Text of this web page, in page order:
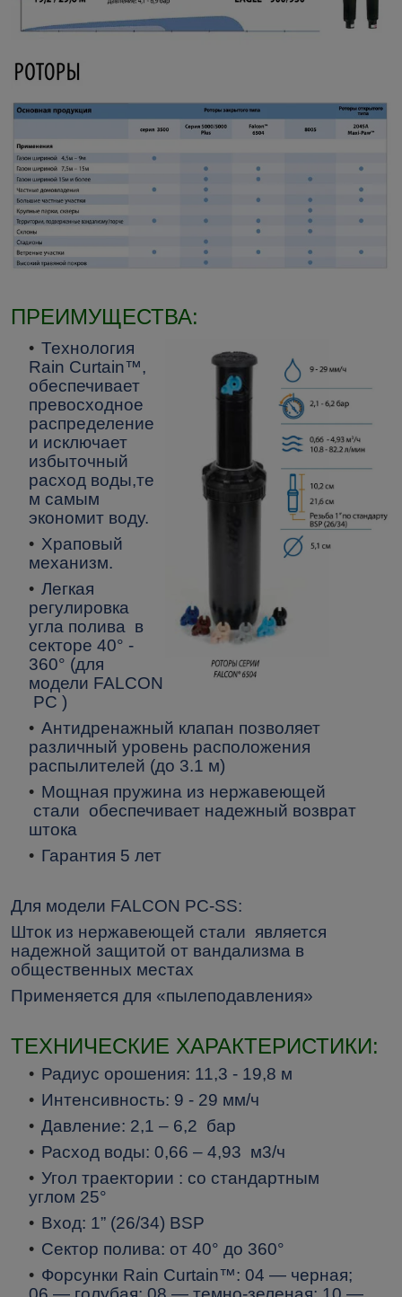
ПРЕИМУЩЕСТВА:
Технология
Rain Curtain™,
обеспечивает
превосходное
распределение
и исключает
избыточный
расход воды,те
м самым
экономит воду.
Храповый
механизм.
Легкая
регулировка
угла полива в
секторе 40° -
360° (для
модели FALCON
РС )
Антидренажный клапан позволяет
различный уровень расположения
распылителей (до 3.1 м)
Мощная пружина из нержавеющей
стали обеспечивает надежный возврат
штока
Гарантия 5 лет
Для модели FALCON РС-SS:
Шток из нержавеющей стали является
надежной защитой от вандализма в
общественных местах
Применяется для «пылеподавления»
ТЕХНИЧЕСКИЕ ХАРАКТЕРИСТИКИ:
Радиус орошения: 11,3 - 19,8 м
Интенсивность: 9 - 29 мм/ч
Давление: 2,1 – 6,2 бар
Расход воды: 0,66 – 4,93 м3/ч
Угол траектории : со стандартным
углом 25°
Вход: 1” (26/34) ВSР
Сектор полива: от 40° до 360°
Форсунки Rain Curtain™: 04 — черная;